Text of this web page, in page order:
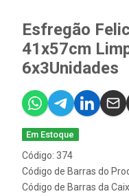
Esfregão
41x57cm
6x3Unidades
Em Estoque
Código: 374
Código de Barras do
Código de Barras da